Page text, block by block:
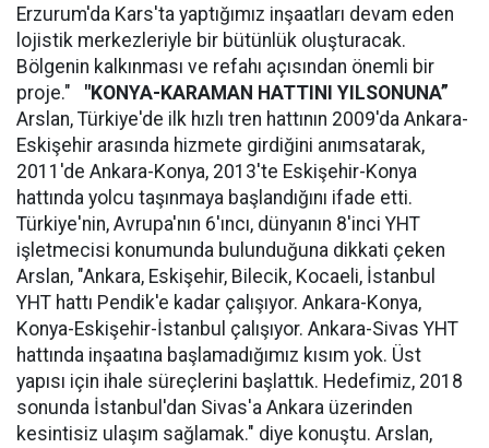
Erzurum'da Kars'ta yaptığımız inşaatları devam eden
lojistik merkezleriyle bir bütünlük oluşturacak.
Bölgenin kalkınması ve refahı açısından önemli bir
proje." "KONYA-KARAMAN HATTINI YILSONUNA”
Arslan, Türkiye'de ilk hızlı tren hattının 2009'da Ankara-
Eskişehir arasında hizmete girdiğini anımsatarak,
2011'de Ankara-Konya, 2013'te Eskişehir-Konya
hattında yolcu taşınmaya başlandığını ifade etti.
Türkiye'nin, Avrupa'nın 6'ıncı, dünyanın 8'inci YHT
işletmecisi konumunda bulunduğuna dikkati çeken
Arslan, "Ankara, Eskişehir, Bilecik, Kocaeli, İstanbul
YHT hattı Pendik'e kadar çalışıyor. Ankara-Konya,
Konya-Eskişehir-İstanbul çalışıyor. Ankara-Sivas YHT
hattında inşaatına başlamadığımız kısım yok. Üst
yapısı için ihale süreçlerini başlattık. Hedefimiz, 2018
sonunda İstanbul'dan Sivas'a Ankara üzerinden
kesintisiz ulaşım sağlamak." diye konuştu. Arslan,